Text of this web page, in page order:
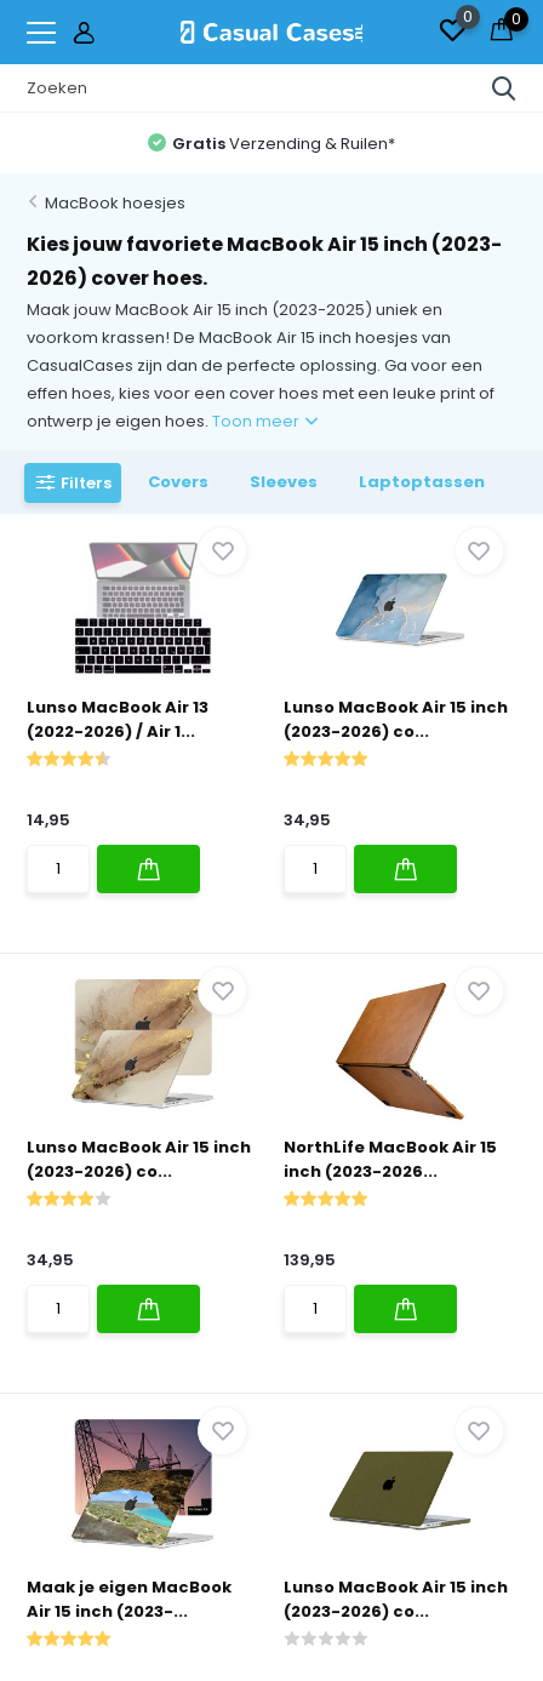
0 0
GratisVerzending & Ruilen*
MacBook hoesjes
Kies jouw favoriete MacBook Air 15 inch (2023-
2026) cover hoes.
Maak jouw MacBook Air 15 inch (2023-2025) uniek en
voorkom krassen! De MacBook Air 15 inch hoesjes van
CasualCases zijn dan de perfecte oplossing. Ga voor een
effen hoes, kies voor een cover hoes met een leuke print of
ontwerp je eigen hoes.Toon meer
Filters Covers Sleeves Laptoptassen
Lunso MacBook Air 13
(2022-2026) / Air 1...
14,95
Lunso MacBook Air 15 inch
(2023-2026) co...
34,95
Lunso MacBook Air 15 inch
(2023-2026) co...
34,95
NorthLife MacBook Air 15
inch (2023-2026...
139,95
Maak je eigen MacBook
Air 15 inch (2023-...
Lunso MacBook Air 15 inch
(2023-2026) co...